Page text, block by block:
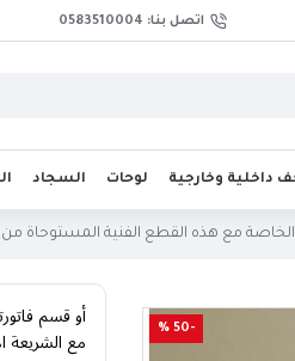
اتصل بنا: 0583510004
داخلية وخارجية لوحات السجاد
هذه القطع الفنية المستوحاة من
-50 % أو قسم
مع الشريعة